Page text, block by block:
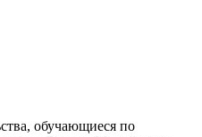
обучающиеся по